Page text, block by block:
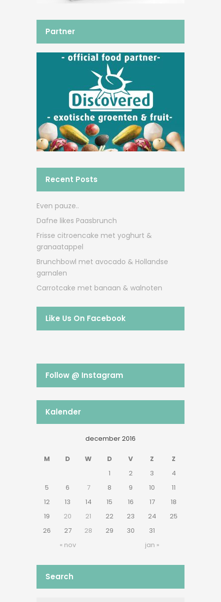
Partner
Recent Posts
Even pauze..
Dafne likes Paasbrunch
Frisse citroencake met yoghurt &
granaatappel
Brunchbowl met avocado & Hollandse
garnalen
Carrotcake met banaan & walnoten
Like Us On Facebook
Follow @ Instagram
Kalender
december 2016
M D W D V Z Z
« nov jan »
1 2 3
4
5
6 7 8 9 10
11
12
13 14 15 16 17
18
19
20 21 22 23 24
25
26
27 28 29 30 31
Search